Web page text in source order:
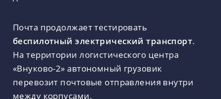
Почта продолжает тестировать
беспилотный электрический транспорт.
На территории логистического центра
«Внуково-2» автономный грузовик
перевозит почтовые отправления внутри
между корпусами.